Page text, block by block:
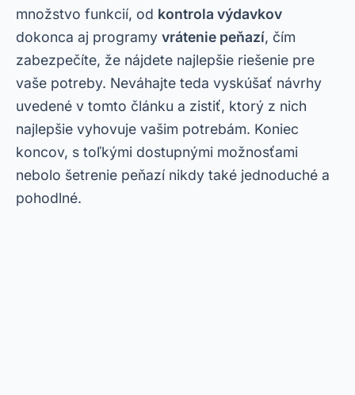
množstvo funkcií, od kontrola výdavkov
dokonca aj programy vrátenie peňazí, čím
zabezpečíte, že nájdete najlepšie riešenie pre
vaše potreby. Neváhajte teda vyskúšať návrhy
uvedené v tomto článku a zistiť, ktorý z nich
najlepšie vyhovuje vašim potrebám. Koniec
koncov, s toľkými dostupnými možnosťami
nebolo šetrenie peňazí nikdy také jednoduché a
pohodlné.